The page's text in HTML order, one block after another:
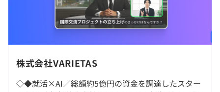
https://ai-interview.online/
生成AIで、企業も求職者も満足する次世代選考を実現しま
『AI面接官』を体験した学生へのアンケートでは、高い満
足度が得られており、多くの学生が「もう一度AI面接を受
◼︎フルリモート可
在宅勤務やワーケーションも可能なので、ひとりひとりの
生活スタイルに合わせて勤務場所を決められます。
■フルフレックス制度
※社員のポテンシャルが最大限発揮される時間帯での働き
方を推奨しています。
休憩時間：60分 ※昼食時間は業務の都合により各々の自
平均残業時間：平均20時間／月（残業は月10〜30時間と
株式会社VARIETAS
◇◆就活×AI／総額約5億円の資金を調達したスター